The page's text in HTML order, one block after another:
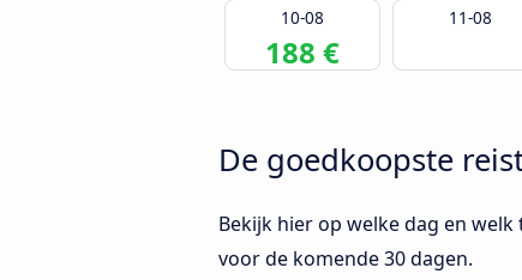
10-08
188 €
11-08
De goedkoopste
Bekijk hier op welke dag en
voor de komende 30 dagen.